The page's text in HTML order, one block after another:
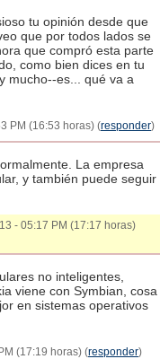
tu opinión desde que
que por todos lados se
que compró esta parte
como bien dices en tu
mucho--es... qué va a
PM (16:53 horas) (responder)
La empresa
y también puede seguir
- 05:17 PM (17:17 horas)
no inteligentes,
viene con Symbian, cosa
en sistemas operativos
(17:19 horas) (responder)